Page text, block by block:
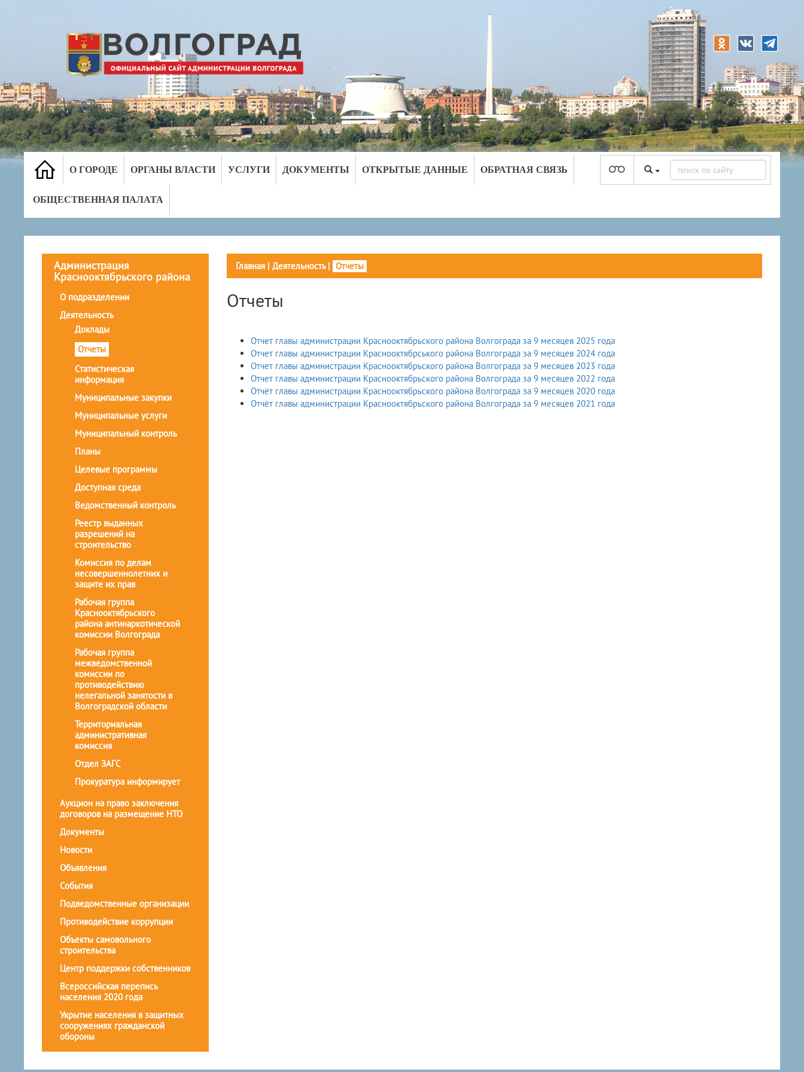
О ГОРОДЕ ОРГАНЫ ВЛАСТИ УСЛУГИ ДОКУМЕНТЫ ОТКРЫТЫЕ ДАННЫЕ ОБРАТНАЯ СВЯЗЬ
ОБЩЕСТВЕННАЯ ПАЛАТА
Администрация
Краснооктябрьского района
О подразделении
Деятельность
Доклады
Отчеты
Статистическая
информация
Муниципальные закупки
Муниципальные услуги
Муниципальный контроль
Планы
Целевые программы
Доступная среда
Ведомственный контроль
Реестр выданных
разрешений на
строительство
Комиссия по делам
несовершеннолетних и
защите их прав
Рабочая группа
Краснооктябрьского
района антинаркотической
комиссии Волгограда
Рабочая группа
межведомственной
комиссии по
противодействию
нелегальной занятости в
Волгоградской области
Территориальная
административная
комиссия
Отдел ЗАГС
Прокуратура информирует
Аукцион на право заключения
договоров на размещение НТО
Документы
Новости
Объявления
События
Подведомственные организации
Противодействие коррупции
Объекты самовольного
строительства
Центр поддержки собственников
Всероссийская перепись
населения 2020 года
Укрытие населения в защитных
сооружениях гражданской
обороны
Главная| Деятельность| Отчеты
Отчеты
Отчет главы администрации Краснооктябрьского района Волгограда за 9 месяцев 2025 года
Отчет главы администрации Краснооктябрського района Волгограда за 9 месяцев 2024 года
Отчет главы администрации Краснооктябрьского района Волгограда за 9 месяцев 2023 года
Отчет главы администрации Краснооктябрьского района Волгограда за 9 месяцев 2022 года
Отчёт главы администрации Краснооктябрьского района Волгограда за 9 месяцев 2020 года
Отчёт главы администрации Краснооктябрьского района Волгограда за 9 месяцев 2021 года